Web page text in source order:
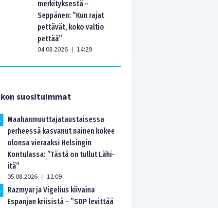
merkityksestä –
Seppänen: ”Kun rajat
pettävät, koko valtio
pettää”
04.08.2026 | 14:29
suosituimmat
Maahanmuuttajataustaisessa
perheessä kasvanut nainen kokee
olonsa vieraaksi Helsingin
Kontulassa: ”Tästä on tullut Lähi-
itä”
05.08.2026 | 12:09
Razmyar ja Vigelius kiivaina
Espanjan kriisistä – ”SDP levittää